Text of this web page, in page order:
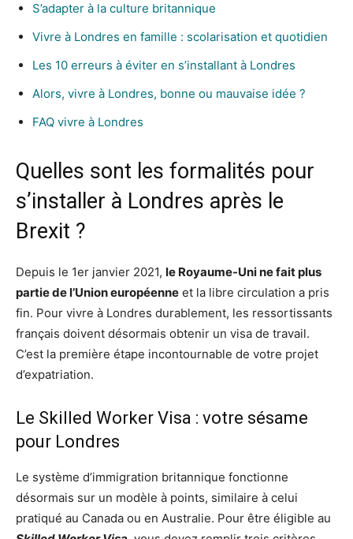
S’adapter à la culture britannique
Vivre à Londres en famille : scolarisation et quotidien
Les 10 erreurs à éviter en s’installant à Londres
Alors, vivre à Londres, bonne ou mauvaise idée ?
FAQ vivre à Londres
Quelles sont les formalités pour
s’installer à Londres après le
Brexit ?
Depuis le 1er janvier 2021, le Royaume-Uni ne fait plus
partie de l’Union européenne et la libre circulation a pris
fin. Pour vivre à Londres durablement, les ressortissants
français doivent désormais obtenir un visa de travail.
C’est la première étape incontournable de votre projet
d’expatriation.
Le Skilled Worker Visa : votre sésame
pour Londres
Le système d’immigration britannique fonctionne
désormais sur un modèle à points, similaire à celui
pratiqué au Canada ou en Australie. Pour être éligible au